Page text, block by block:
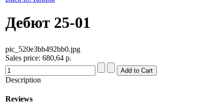
Дебют 25-01
pic_520e3bb492bb0.jpg
Sales price: 680,64 р.
Description
Reviews